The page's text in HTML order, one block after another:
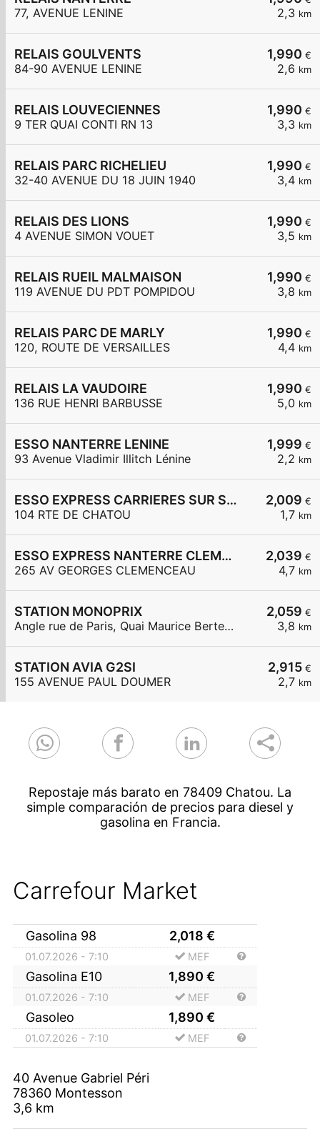
2,3 km
77, AVENUE LENINE
1,990 €
2,6 km
RELAIS GOULVENTS
84-90 AVENUE LENINE
1,990 €
3,3 km
RELAIS LOUVECIENNES
9 TER QUAI CONTI RN 13
1,990 €
3,4 km
RELAIS PARC RICHELIEU
32-40 AVENUE DU 18 JUIN 1940
1,990 €
3,5 km
RELAIS DES LIONS
4 AVENUE SIMON VOUET
1,990 €
3,8 km
RELAIS RUEIL MALMAISON
119 AVENUE DU PDT POMPIDOU
1,990 €
4,4 km
RELAIS PARC DE MARLY
120, ROUTE DE VERSAILLES
1,990 €
5,0 km
RELAIS LA VAUDOIRE
136 RUE HENRI BARBUSSE
1,999 €
2,2 km
ESSO NANTERRE LENINE
93 Avenue Vladimir Illitch Lénine
2,009 €
1,7 km
ESSO EXPRESS CARRIERES SUR SEINE
104 RTE DE CHATOU
2,039 €
4,7 km
ESSO EXPRESS NANTERRE CLEMENCEAU
265 AV GEORGES CLEMENCEAU
2,059 €
3,8 km
STATION MONOPRIX
Angle rue de Paris, Quai Maurice Berteaux
2,915 €
2,7 km
STATION AVIA G2SI
155 AVENUE PAUL DOUMER
Repostaje más barato en 78409 Chatou. La
simple comparación de precios para diesel y
gasolina en Francia.
Carrefour Market
Gasolina 98 2,018 €
01.07.2026 - 7:10 MEF
Gasolina E10 1,890 €
01.07.2026 - 7:10 MEF
Gasoleo 1,890 €
01.07.2026 - 7:10 MEF
40 Avenue Gabriel Péri
78360 Montesson
3,6 km